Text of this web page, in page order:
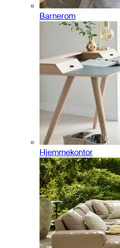
Barnerom
Hjemmekontor